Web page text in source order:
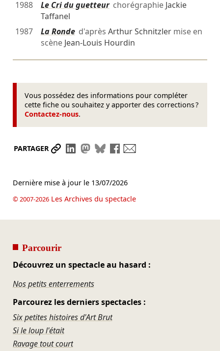
1988
Le Cri du guetteurchorégraphie Jackie
Taffanel
1987
La Ronded'après Arthur Schnitzlermise en
scène Jean-Louis Hourdin
Vous possédez des informations pour compléter
cette fiche ou souhaitez y apporter des corrections ?
Contactez-nous.
PARTAGER Partager le lien
Partager sur LinkedIn
Partager sur Mastodon
Partager sur Bluesky
Partager sur Facebook
Dernière mise à jour le 13/07/2026
© 2007-2026Les Archives du spectacle
Parcourir
Découvrez un spectacle au hasard :
Nos petits enterrements
Parcourez les derniers spectacles :
Six petites histoires d'Art Brut
Si le loup l'était
Ravage tout court